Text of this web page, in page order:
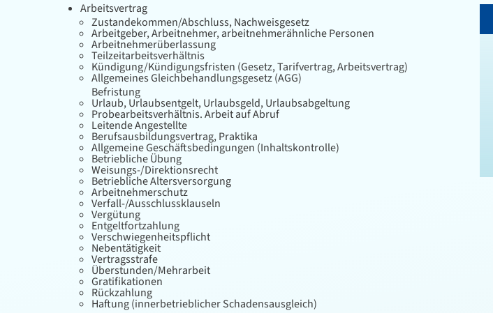
Arbeitsvertrag
Zustandekommen/Abschluss, Nachweisgesetz
Arbeitgeber, Arbeitnehmer, arbeitnehmerähnliche Personen
Arbeitnehmerüberlassung
Teilzeitarbeitsverhältnis
Kündigung/Kündigungsfristen (Gesetz, Tarifvertrag, Arbeitsvertrag)
Allgemeines Gleichbehandlungsgesetz (AGG)
Befristung
Urlaub, Urlaubsentgelt, Urlaubsgeld, Urlaubsabgeltung
Probearbeitsverhältnis. Arbeit auf Abruf
Leitende Angestellte
Berufsausbildungsvertrag, Praktika
Allgemeine Geschäftsbedingungen (Inhaltskontrolle)
Betriebliche Übung
Weisungs-/Direktionsrecht
Betriebliche Altersversorgung
Arbeitnehmerschutz
Verfall-/Ausschlussklauseln
Vergütung
Entgeltfortzahlung
Verschwiegenheitspflicht
Nebentätigkeit
Vertragsstrafe
Überstunden/Mehrarbeit
Gratifikationen
Rückzahlung
Haftung (innerbetrieblicher Schadensausgleich)